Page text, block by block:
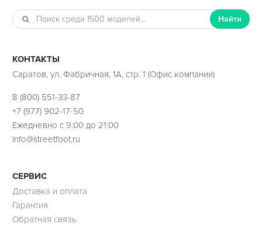
Найти
КОНТАКТЫ
Саратов, ул. Фабричная, 1А, стр. 1 (Офис компании)
8 (800) 551-33-87
+7 (977) 902-17-50
Ежедневно с 9:00 до 21:00
info@streetfoot.ru
СЕРВИС
Доставка и оплата
Гарантия
Обратная связь